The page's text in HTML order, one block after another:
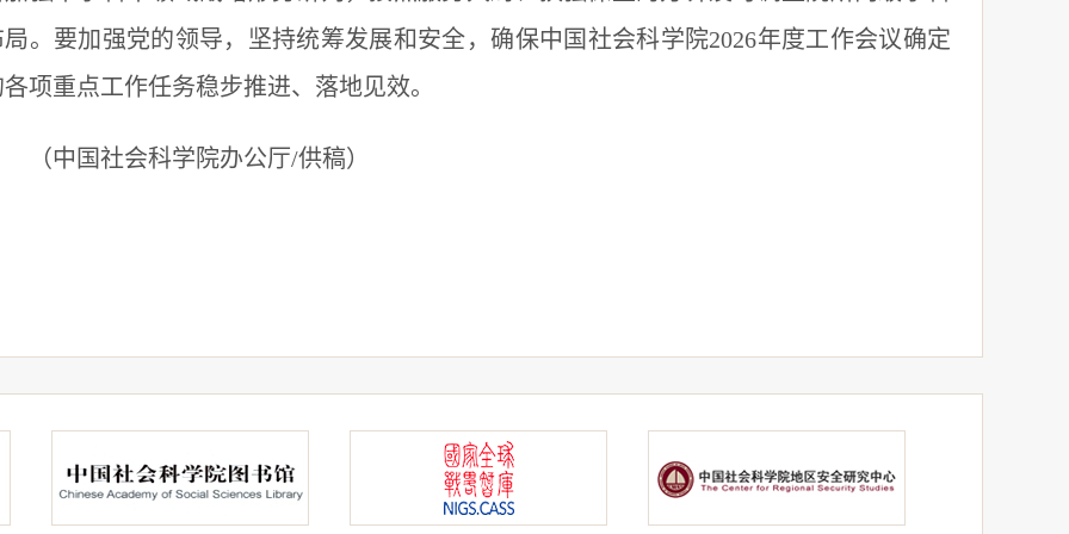
局。要加强党的领导，坚持统筹发展和安全，确保中国社会科学院2026年度工作会议确定
项重点工作任务稳步推进、落地见效。
中国社会科学院办公厅/供稿）